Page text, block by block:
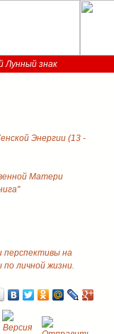
Лунный знак
Энергии (13 -
Матери
перспективы на
личной жизни.